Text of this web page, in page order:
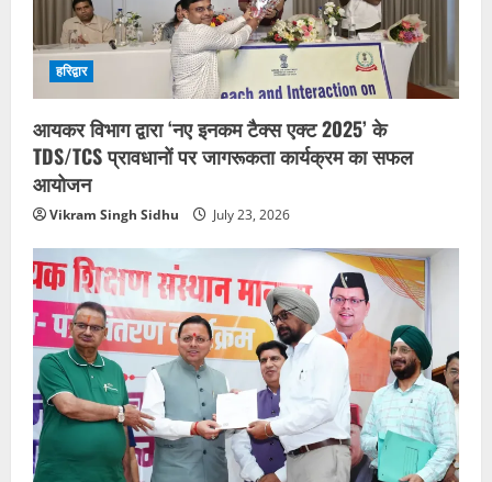
हरिद्वार
आयकर विभाग द्वारा ‘नए इनकम टैक्स एक्ट 2025’ के
TDS/TCS प्रावधानों पर जागरूकता कार्यक्रम का सफल
आयोजन
Vikram Singh Sidhu July 23, 2026